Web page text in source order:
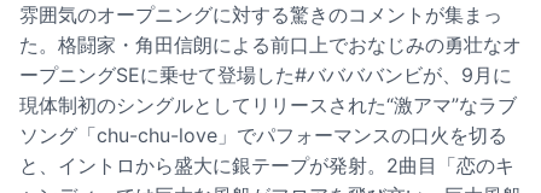
雰囲気のオープニングに対する驚きのコメントが集まっ
た。格闘家・角田信朗による前口上でおなじみの勇壮なオ
ープニングSEに乗せて登場した#ババババンビが、9月に
現体制初のシングルとしてリリースされた“激アマ”なラブ
ソング「chu-chu-love」でパフォーマンスの口火を切る
と、イントロから盛大に銀テープが発射。2曲目「恋のキ